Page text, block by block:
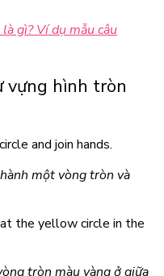
gì? Ví dụ mẫu câu
vựng hình tròn
circle and join hands.
một vòng tròn và
the yellow circle in the
tròn màu vàng ở giữa